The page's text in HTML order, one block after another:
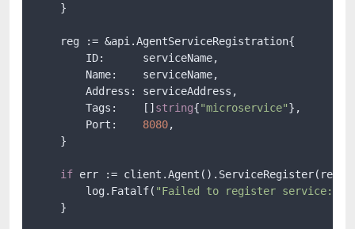
    }
    reg := &api.AgentServiceRegistration{
        ID:      serviceName,
        Name:    serviceName,
        Address: serviceAddress,
        Tags:    []
string{"microservice"},
        Port:
8080,
    }
if err :=
        log.Fatalf(
"Failed to register service:
    }